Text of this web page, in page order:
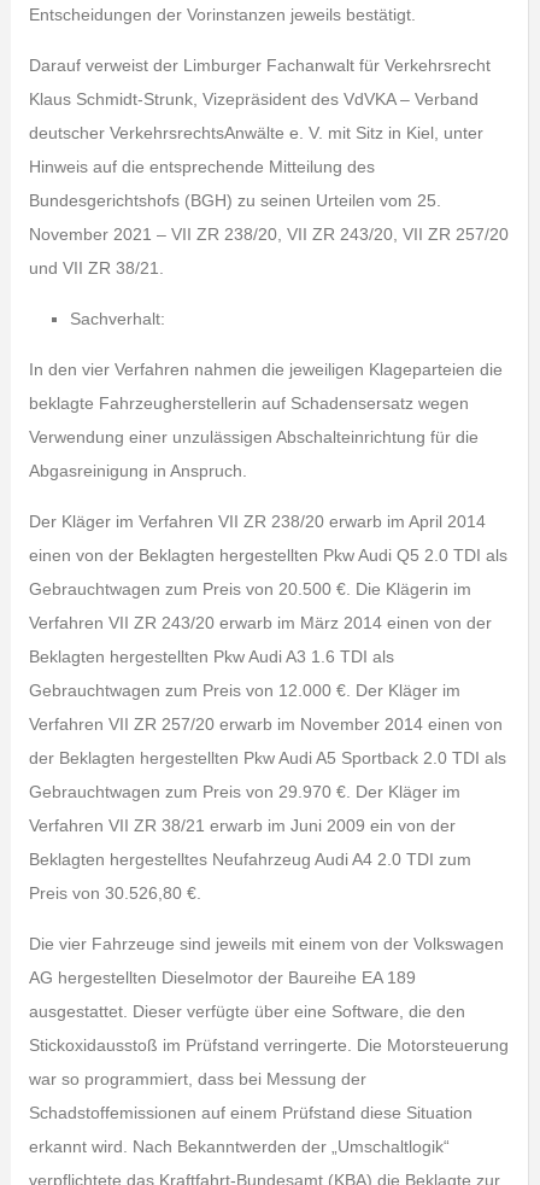
Entscheidungen der Vorinstanzen jeweils bestätigt.
Darauf verweist der Limburger Fachanwalt für Verkehrsrecht
Klaus Schmidt-Strunk, Vizepräsident des VdVKA – Verband
deutscher VerkehrsrechtsAnwälte e. V. mit Sitz in Kiel, unter
Hinweis auf die entsprechende Mitteilung des
Bundesgerichtshofs (BGH) zu seinen Urteilen vom 25.
November 2021 – VII ZR 238/20, VII ZR 243/20, VII ZR 257/20
und VII ZR 38/21.
Sachverhalt:
In den vier Verfahren nahmen die jeweiligen Klageparteien die
beklagte Fahrzeugherstellerin auf Schadensersatz wegen
Verwendung einer unzulässigen Abschalteinrichtung für die
Abgasreinigung in Anspruch.
Der Kläger im Verfahren VII ZR 238/20 erwarb im April 2014
einen von der Beklagten hergestellten Pkw Audi Q5 2.0 TDI als
Gebrauchtwagen zum Preis von 20.500 €. Die Klägerin im
Verfahren VII ZR 243/20 erwarb im März 2014 einen von der
Beklagten hergestellten Pkw Audi A3 1.6 TDI als
Gebrauchtwagen zum Preis von 12.000 €. Der Kläger im
Verfahren VII ZR 257/20 erwarb im November 2014 einen von
der Beklagten hergestellten Pkw Audi A5 Sportback 2.0 TDI als
Gebrauchtwagen zum Preis von 29.970 €. Der Kläger im
Verfahren VII ZR 38/21 erwarb im Juni 2009 ein von der
Beklagten hergestelltes Neufahrzeug Audi A4 2.0 TDI zum
Preis von 30.526,80 €.
Die vier Fahrzeuge sind jeweils mit einem von der Volkswagen
AG hergestellten Dieselmotor der Baureihe EA 189
ausgestattet. Dieser verfügte über eine Software, die den
Stickoxidausstoß im Prüfstand verringerte. Die Motorsteuerung
war so programmiert, dass bei Messung der
Schadstoffemissionen auf einem Prüfstand diese Situation
erkannt wird. Nach Bekanntwerden der „Umschaltlogik“
verpflichtete das Kraftfahrt-Bundesamt (KBA) die Beklagte zur